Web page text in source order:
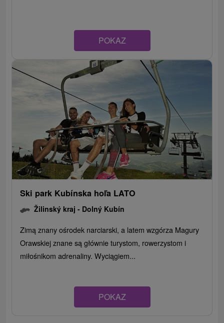
POKAZ
Ski park Kubínska hoľa LATO
Žilinský kraj - Dolný Kubín
Zimą znany ośrodek narciarski, a latem wzgórza Magury
Orawskiej znane są głównie turystom, rowerzystom i
miłośnikom adrenaliny. Wyciągiem...
POKAZ